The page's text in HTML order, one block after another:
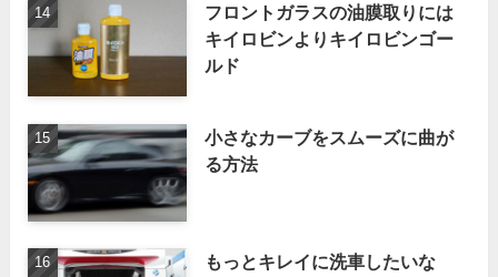
フロントガラスの油膜取りには
キイロビンよりキイロビンゴー
ルド
小さなカーブをスムーズに曲が
る方法
もっとキレイに洗車したいな